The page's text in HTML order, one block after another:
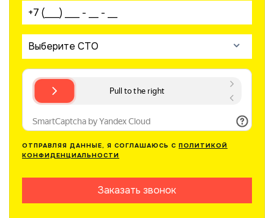
Ваш телефон:
Выберите СТО
ОТПРАВЛЯЯ ДАННЫЕ, Я СОГЛАШАЮСЬ С ПОЛИТИКОЙ
КОНФИДЕНЦИАЛЬНОСТИ
Заказать звонок